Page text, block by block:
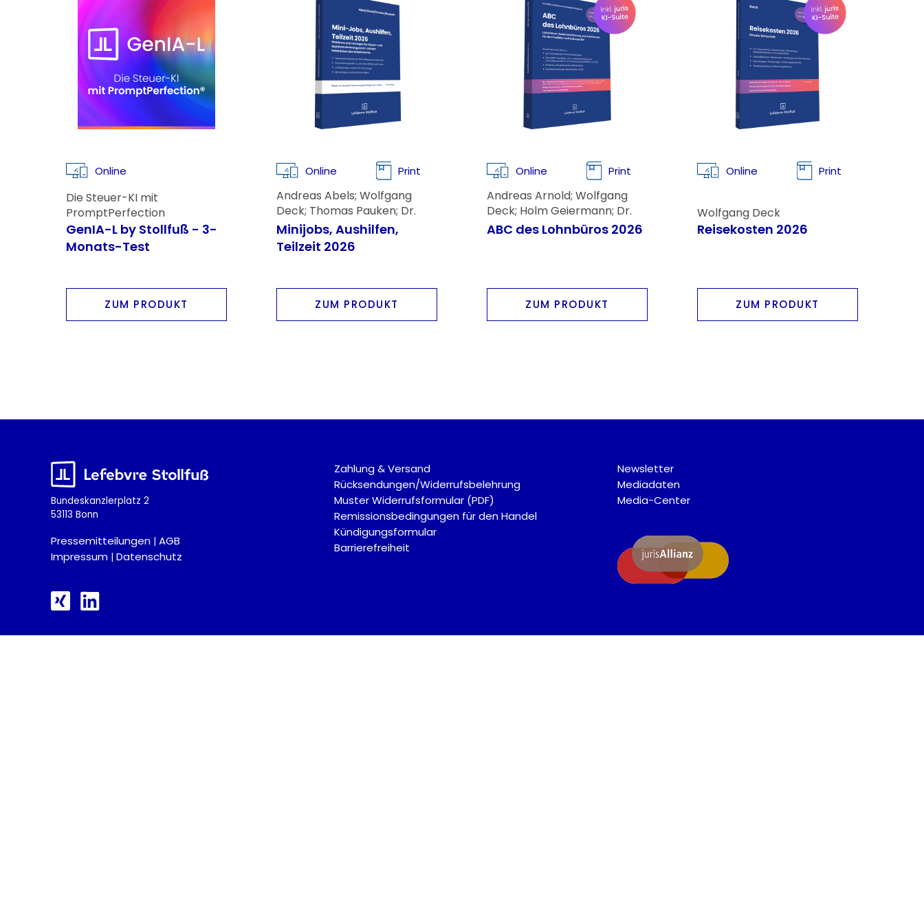
Online
Die Steuer-KI mit
PromptPerfection
GenIA-L by Stollfuß - 3-
Monats-Test
ZUM PRODUKT
Online Print
Andreas Abels; Wolfgang
Deck; Thomas Pauken; Dr.
Rainer Rausch
Minijobs, Aushilfen,
Teilzeit 2026
ZUM PRODUKT
Online Print
Andreas Arnold; Wolfgang
Deck; Holm Geiermann; Dr.
Andreas Imping; Rainer Voss;
ABC des Lohnbüros 2026
ZUM PRODUKT
Online Print
Wolfgang Deck
Reisekosten 2026
ZUM PRODUKT
Bundeskanzlerplatz 2
53113 Bonn
Pressemitteilungen| AGB
Impressum| Datenschutz
Zahlung & Versand
Rücksendungen/Widerrufsbelehrung
Muster Widerrufsformular (PDF)
Remissionsbedingungen für den Handel
Kündigungsformular
Barrierefreiheit
Newsletter
Mediadaten
Media-Center